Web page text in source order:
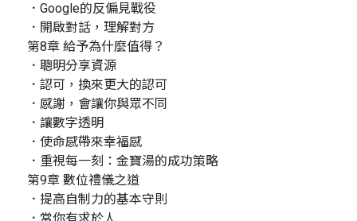
．Google的反偏見戰役
．開啟對話，理解對方
第8章 給予為什麼值得？
．聰明分享資源
．認可，換來更大的認可
．感謝，會讓你與眾不同
．讓數字透明
．使命感帶來幸福感
．重視每一刻：金寶湯的成功策略
第9章 數位禮儀之道
．提高自制力的基本守則